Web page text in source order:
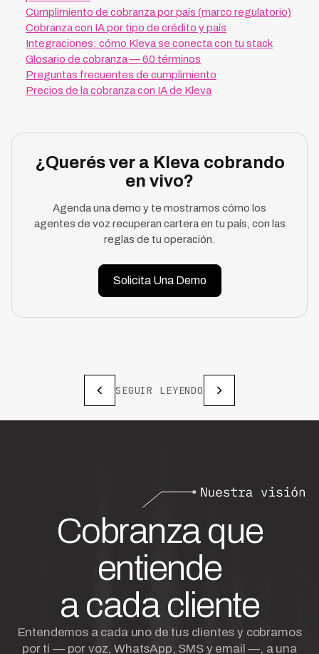
Cumplimiento de cobranza por país (marco regulatorio)
Cobranza con IA por tipo de crédito y país
Integraciones: cómo Kleva se conecta con tu stack
Glosario de cobranza — 60 términos
Preguntas frecuentes de cumplimiento
Precios de la cobranza con IA de Kleva
¿Querés ver a Kleva cobrando
en vivo?
Agenda una demo y te mostramos cómo los
agentes de voz recuperan cartera en tu país, con las
reglas de tu operación.
Solicita Una Demo
SEGUIR LEYENDO
Cobranza que
entiende
a cada cliente
Entendemos a cada uno de tus clientes y cobramos
por ti — por voz, WhatsApp, SMS y email —, a una